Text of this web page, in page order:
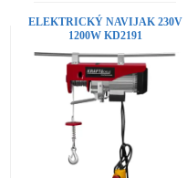
ELEKTRICKÝ NAVIJAK 230V
1200W KD2191